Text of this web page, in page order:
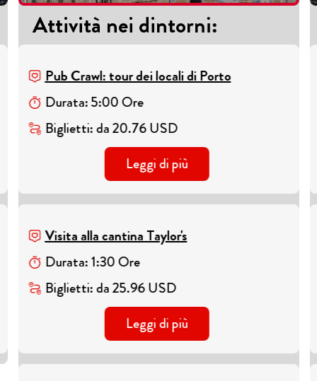
Attività nei dintorni:
Pub Crawl: tour dei locali di Porto
Durata:5:00Ore
Biglietti:da20.76USD
Leggi di più
Visita alla cantina Taylor's
Durata:1:30Ore
Biglietti:da25.96USD
Leggi di più